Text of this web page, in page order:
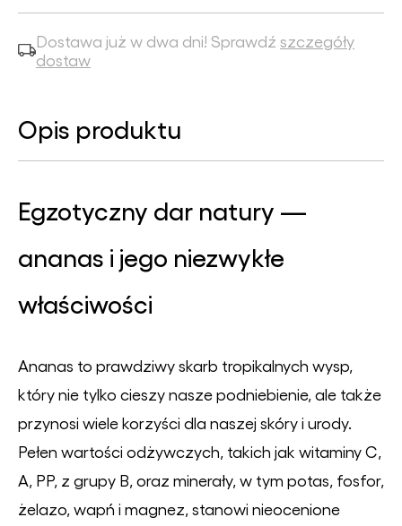
Dostawa już w dwa dni! Sprawdź szczegóły
dostaw
Opis produktu
Egzotyczny dar natury —
ananas i jego niezwykłe
właściwości
Ananas to prawdziwy skarb tropikalnych wysp,
który nie tylko cieszy nasze podniebienie, ale także
przynosi wiele korzyści dla naszej skóry i urody.
Pełen wartości odżywczych, takich jak witaminy C,
A, PP, z grupy B, oraz minerały, w tym potas, fosfor,
żelazo, wapń i magnez, stanowi nieocenione